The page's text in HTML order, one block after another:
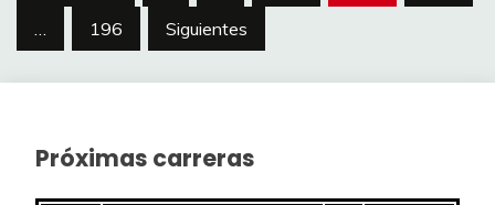
entradas
196 Siguientes
Próximas carreras